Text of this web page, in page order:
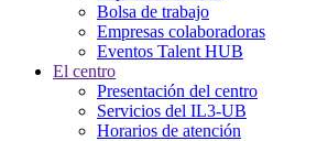
Bolsa de trabajo
Empresas colaboradoras
Eventos Talent HUB
El centro
Presentación del centro
Servicios del IL3-UB
Horarios de atención